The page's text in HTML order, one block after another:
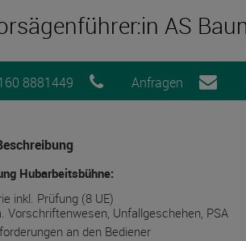
AS
8881449 Anfragen
Hubarbeitsbühne:
inkl. Prüfung (8 UE)
Vorschriftenwesen, Unfallgeschehen, PSA
an den Bediener